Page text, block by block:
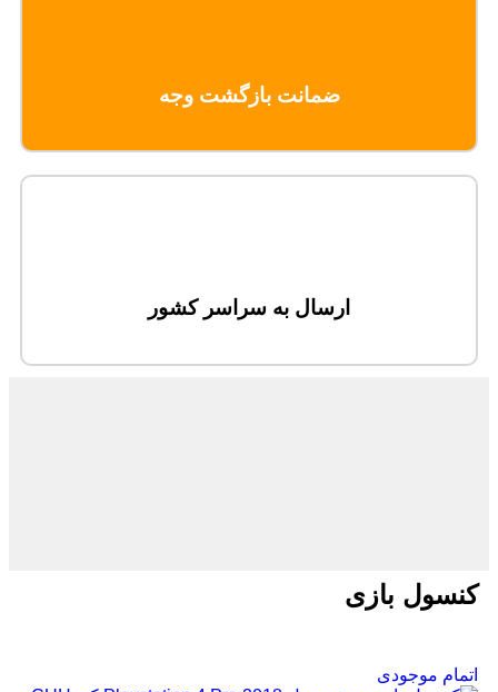
ضمانت بازگشت وجه
ارسال به سراسر کشور
کنسول بازی
اتمام موجودی